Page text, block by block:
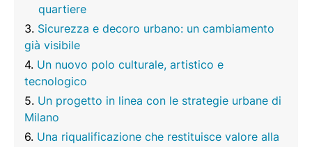
quartiere
Sicurezza e decoro urbano: un cambiamento
già visibile
Un nuovo polo culturale, artistico e
tecnologico
Un progetto in linea con le strategie urbane di
Milano
Una riqualificazione che restituisce valore alla